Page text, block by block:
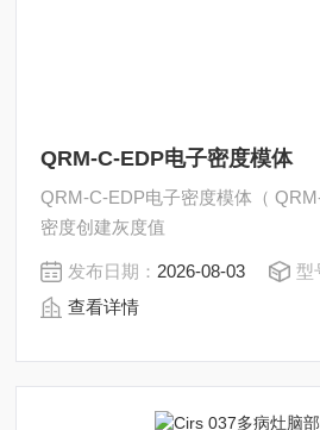
QRM-C-EDP电子密度模体
QRM-C-EDP电子密度模体（
密度创建灰度值
发布日期： 2026-08-03
型
查看详情